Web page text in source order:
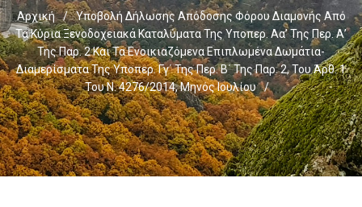
Αρχική /
Υποβολή Δήλωσης Απόδοσης Φόρου Διαμονής Από
Τα Κύρια Ξενοδοχειακά Καταλύματα Της Υποπερ. Αα’ Της Περ. Α’
Της Παρ. 2 Και Τα Ενοικιαζόμενα Επιπλωμένα Δωμάτια-
Διαμερίσματα Της Υποπερ. Γγ΄ Της Περ. Β΄ Της Παρ. 2, Του Άρθ. 1
Του Ν. 4276/2014, Μηνός Ιουλίου
/